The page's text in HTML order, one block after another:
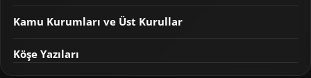
Kamu Kurumları ve Üst Kurullar
Köşe Yazıları